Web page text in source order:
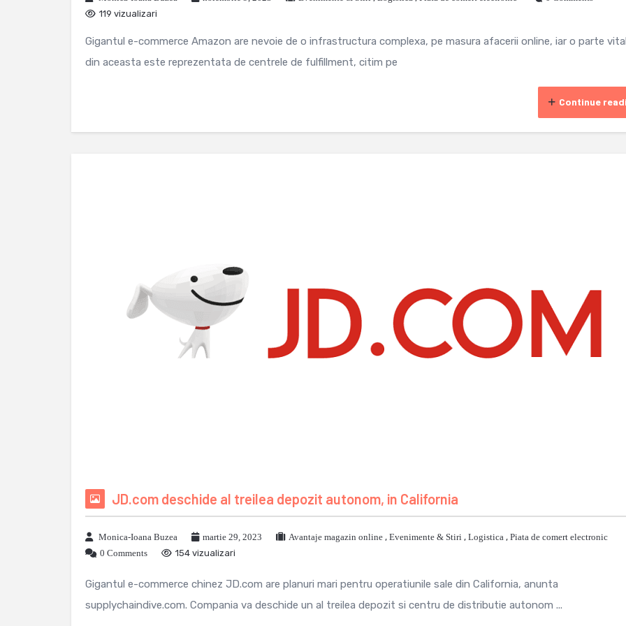
119 vizualizari
Gigantul e-commerce Amazon are nevoie de o infrastructura complexa, pe masura afacerii online, iar o parte
din aceasta este reprezentata de centrele de fulfillment, citim pe
Continue
JD.com deschide al treilea depozit autonom, in California
Monica-Ioana Buzea martie 29, 2023 Avantaje magazin online , Evenimente & Stiri , Logistica , Piata de comert electronic
0 Comments
154 vizualizari
Gigantul e-commerce chinez JD.com are planuri mari pentru operatiunile sale din California, anunta
supplychaindive.com. Compania va deschide un al treilea depozit si centru de distributie autonom ...